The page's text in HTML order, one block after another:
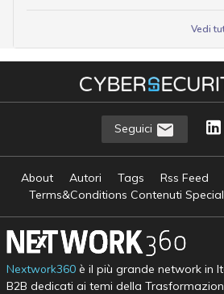
Vedi
Seguici
About Autori Tags Rss Feed
Terms&Conditions Contenuti
Nextwork360è il più grande network in
B2B dedicati ai temi della